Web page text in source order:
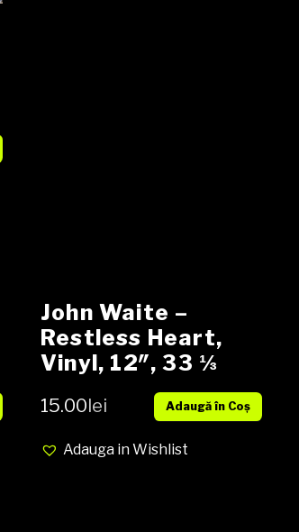
John Waite –
Restless Heart,
Vinyl, 12″, 33 ⅓
RPM, Promo,
Single, Media VG,
Cover VG+ (SH)
15.00lei Adaugă în Coș
Adauga in Wishlist